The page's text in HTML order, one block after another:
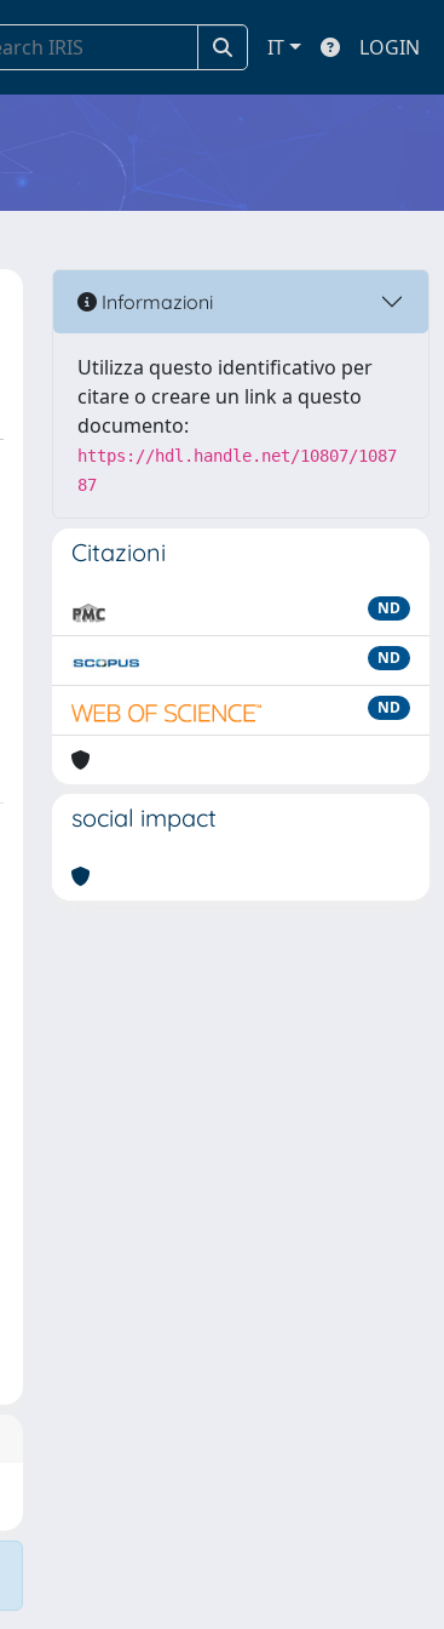
IT LOGIN
Informazioni
Utilizza questo identificativo per
citare o creare un link a questo
documento:
https://hdl.handle.net/10807/1087
87
Citazioni
ND
ND
ND
social impact